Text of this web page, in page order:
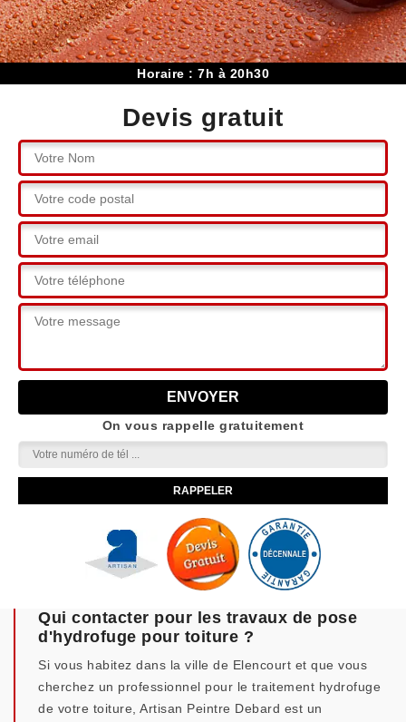
Horaire : 7h à 20h30
Devis gratuit
On vous rappelle gratuitement
Qui contacter pour les travaux de pose
d'hydrofuge pour toiture ?
Si vous habitez dans la ville de Elencourt et que vous
cherchez un professionnel pour le traitement hydrofuge
de votre toiture, Artisan Peintre Debard est un